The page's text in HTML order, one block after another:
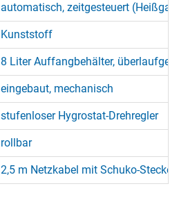
automatisch, zeitgesteuert
Kunststoff
8 Liter Auffangbehälter,
eingebaut, mechanisch
stufenloser Hygrostat-Drehregler
rollbar
2,5 m Netzkabel mit Schuko-Stecker